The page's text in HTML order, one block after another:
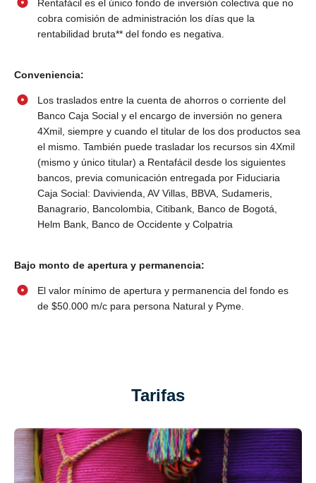
Rentafácil es el único fondo de inversión colectiva que no
cobra comisión de administración los días que la
rentabilidad bruta** del fondo es negativa.
Conveniencia:
Los traslados entre la cuenta de ahorros o corriente del
Banco Caja Social y el encargo de inversión no genera
4Xmil, siempre y cuando el titular de los dos productos sea
el mismo. También puede trasladar los recursos sin 4Xmil
(mismo y único titular) a Rentafácil desde los siguientes
bancos, previa comunicación entregada por Fiduciaria
Caja Social: Davivienda, AV Villas, BBVA, Sudameris,
Banagrario, Bancolombia, Citibank, Banco de Bogotá,
Helm Bank, Banco de Occidente y Colpatria
Bajo monto de apertura y permanencia:
El valor mínimo de apertura y permanencia del fondo es
de $50.000 m/c para persona Natural y Pyme.
Tarifas